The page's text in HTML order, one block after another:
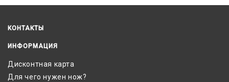
КОНТАКТЫ
ИНФОРМАЦИЯ
Дисконтная карта
Для чего нужен нож?